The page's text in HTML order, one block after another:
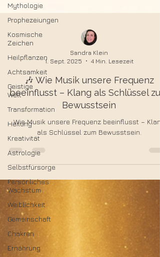
Mythologie
Prophezeiungen
Kosmische
Zeichen
Heilpflanzen
Achtsamkeit
Geistige
Welt
Transformation
Heilung
Kreativität
Astrologie
Selbstfürsorge
Persönliches
Wachstum
Weiblichkeit
Gemeinschaft
Chakren
Ernährung
Sandra Klein
1. Sept. 2025
🎶 Wie Musik unsere Frequenz
beeinflusst – Klang als Schlüssel
Bewusstsein
Wie Musik unsere Frequenz beeinflusst – Klang